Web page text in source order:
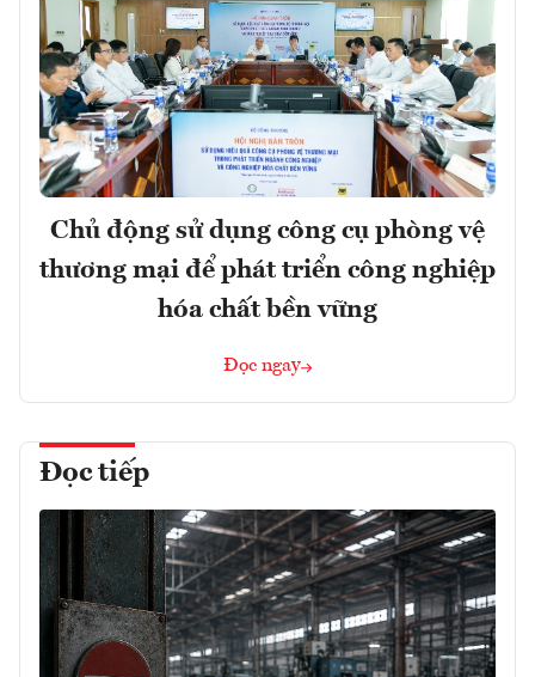
Chủ động sử dụng công cụ phòng vệ
thương mại để phát triển công nghiệp
hóa chất bền vững
Đọc ngay
Đọc tiếp